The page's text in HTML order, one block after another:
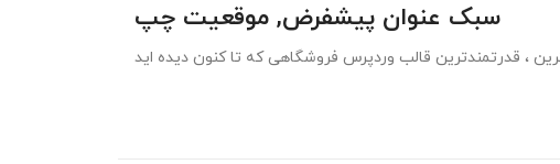
سبک عنوان پیشفرض, موقعیت چپ
، قدرتمندترین قالب وردپرس فروشگاهی که تا کنون دیده اید